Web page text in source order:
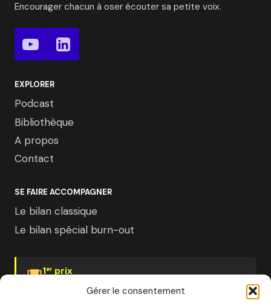
Gérer le consentement
Encourager chacun à oser écouter sa petite voix.
EXPLORER
Podcast
Bibliothèque
A propos
Contact
SE FAIRE ACCOMPAGNER
Le bilan classique
Le bilan spécial burn-out
1er prix